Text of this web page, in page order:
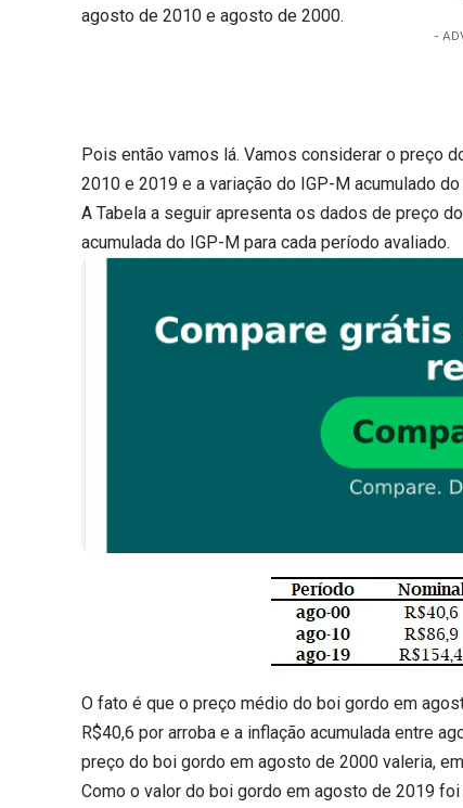
agosto de 2010 e agosto de 2000.
-
Pois então vamos lá. Vamos considerar o preço
2010 e 2019 e a variação do IGP-M acumulado
A Tabela a seguir apresenta os dados de preço
acumulada do IGP-M para cada período avaliado.
O fato é que o preço médio do boi gordo em
R$40,6 por arroba e a inflação acumulada entre
preço do boi gordo em agosto de 2000 valeria,
Como o valor do boi gordo em agosto de 2019